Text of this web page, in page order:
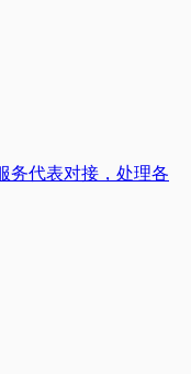
务代表对接，处理各